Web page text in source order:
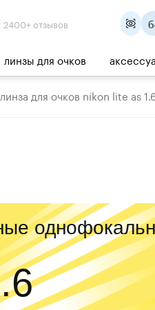
2400+ отзывов
линзы для очков
линза для очков nikon lite as